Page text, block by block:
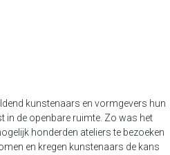
kunstenaars en vormgevers hun
in de openbare ruimte. Zo was het
honderden ateliers te bezoeken
en kregen kunstenaars de kans